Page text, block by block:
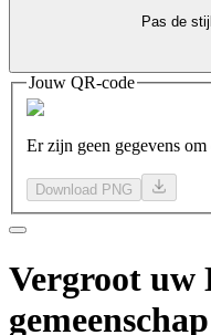
Pas de
Jouw QR-code
Er zijn geen gegevens
Download PNG
Vergroot uw
gemeenschap